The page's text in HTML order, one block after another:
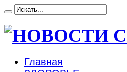
Главная